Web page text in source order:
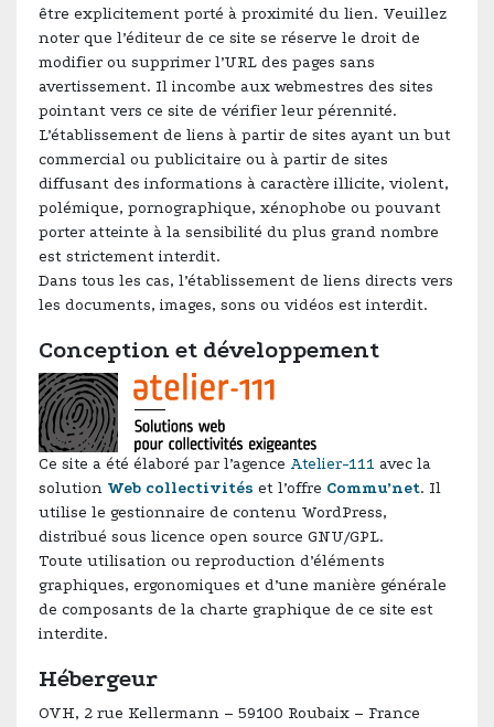
être explicitement porté à proximité du lien. Veuillez
noter que l’éditeur de ce site se réserve le droit de
modifier ou supprimer l’URL des pages sans
avertissement. Il incombe aux webmestres des sites
pointant vers ce site de vérifier leur pérennité.
L’établissement de liens à partir de sites ayant un but
commercial ou publicitaire ou à partir de sites
diffusant des informations à caractère illicite, violent,
polémique, pornographique, xénophobe ou pouvant
porter atteinte à la sensibilité du plus grand nombre
est strictement interdit.
Dans tous les cas, l’établissement de liens directs vers
les documents, images, sons ou vidéos est interdit.
Conception et développement
Ce site a été élaboré par l’agence Atelier-111 avec la
solution Web collectivités et l’offre Commu’net. Il
utilise le gestionnaire de contenu WordPress,
distribué sous licence open source GNU/GPL.
Toute utilisation ou reproduction d’éléments
graphiques, ergonomiques et d’une manière générale
de composants de la charte graphique de ce site est
interdite.
Hébergeur
OVH, 2 rue Kellermann – 59100 Roubaix – France